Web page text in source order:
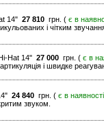
14" 27 810 грн. ( є в
і чітким
Hat 14" 27 000 грн. ( є в
і швидке
24 840 грн. ( є в наявності
звуком.